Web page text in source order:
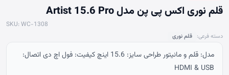
قلم نوری اکس پی پن مدل Artist 15.6 Pro
SKU: WC-1308
دسته فرعی: قلم نوری
مدل: قلم و مانیتور طراحی سایز: 15.6 اینچ کیفیت: فول اچ دی اتصال:
HDMI & USB